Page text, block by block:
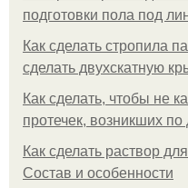
подготовки пола под
Как сделать стропила
сделать двухскатную
Как сделать, чтобы не
протечек, возникших
Как сделать раствор
Состав и особенности